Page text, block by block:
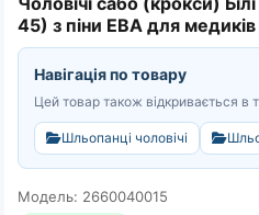
45) з піни ЕВА для медиків
Навігація по товару
Цей товар також відкривається в
Шльопанці чоловічі
Модель: 2660040015